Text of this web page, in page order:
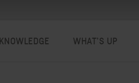
KNOWLEDGE WHAT’S UP